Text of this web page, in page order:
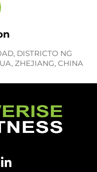
DISTRICTO NG
ZHEJIANG, CHINA